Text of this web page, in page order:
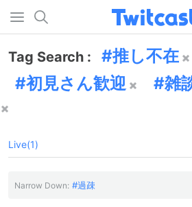
Tag Search :
推し不在
初見さん歓迎
雑
Live(1)
Narrow Down: 過疎